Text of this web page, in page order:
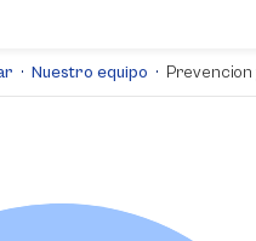
Nuestro equipo Prevencion